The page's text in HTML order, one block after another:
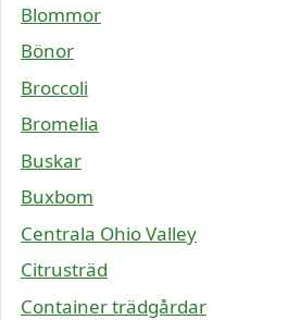
Blommor
Bönor
Broccoli
Bromelia
Buskar
Buxbom
Centrala Ohio Valley
Citrusträd
Container trädgårdar